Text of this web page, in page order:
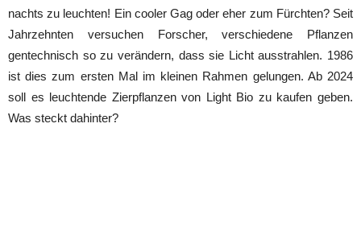
nachts zu leuchten! Ein cooler Gag oder eher zum Fürchten? Seit
Jahrzehnten versuchen Forscher, verschiedene Pflanzen
gentechnisch so zu verändern, dass sie Licht ausstrahlen. 1986
ist dies zum ersten Mal im kleinen Rahmen gelungen. Ab 2024
soll es leuchtende Zierpflanzen von Light Bio zu kaufen geben.
Was steckt dahinter?